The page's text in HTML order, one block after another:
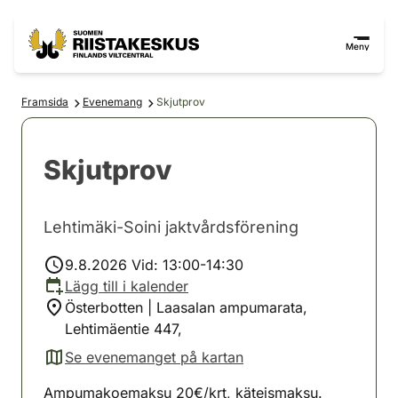
Meny
Framsida Evenemang Skjutprov
Skjutprov
Lehtimäki-Soini jaktvårdsförening
9.8.2026 Vid: 13:00-14:30
Lägg till i kalender
Österbotten | Laasalan ampumarata,
Lehtimäentie 447,
Se evenemanget på kartan
(avautuu uuteen välilehteen)
Ampumakoemaksu 20€/krt, käteismaksu.